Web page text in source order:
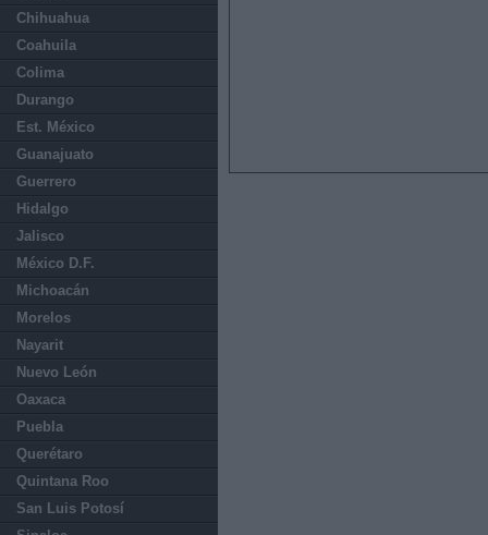
Chihuahua
Coahuila
Colima
Durango
Est. México
Guanajuato
Guerrero
Hidalgo
Jalisco
México D.F.
Michoacán
Morelos
Nayarit
Nuevo León
Oaxaca
Puebla
Querétaro
Quintana Roo
San Luis Potosí